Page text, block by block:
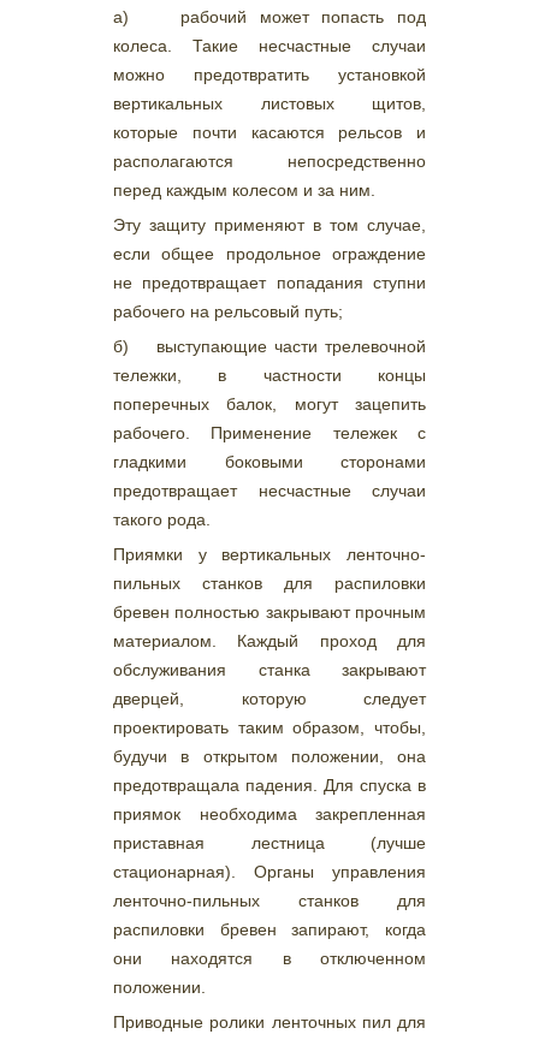
а) рабочий может попасть под
колеса. Такие несчастные случаи
можно предотвратить установкой
вертикальных листовых щитов,
которые почти касаются рельсов и
располагаются непосредственно
перед каждым колесом и за ним.
Эту защиту применяют в том случае,
если общее продольное ограждение
не предотвращает попадания ступни
рабочего на рельсовый путь;
б) выступающие части трелевочной
тележки, в частности концы
поперечных балок, могут зацепить
рабочего. Применение тележек с
гладкими боковыми сторонами
предотвращает несчастные случаи
такого рода.
Приямки у вертикальных ленточно-
пильных станков для распиловки
бревен полностью закрывают прочным
материалом. Каждый проход для
обслуживания станка закрывают
дверцей, которую следует
проектировать таким образом, чтобы,
будучи в открытом положении, она
предотвращала падения. Для спуска в
приямок необходима закрепленная
приставная лестница (лучше
стационарная). Органы управления
ленточно-пильных станков для
распиловки бревен запирают, когда
они находятся в отключенном
положении.
Приводные ролики ленточных пил для